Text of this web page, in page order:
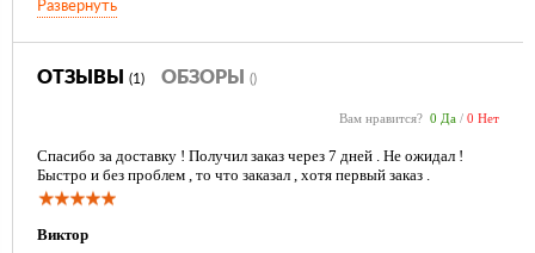
Развернуть
ОТЗЫВЫ (1) ОБЗОРЫ ()
Вам нравится? 0 Да / 0 Нет
Спасибо за доставку ! Получил заказ через 7 дней . Не ожидал !
Быстро и без проблем , то что заказал , хотя первый заказ .
Виктор